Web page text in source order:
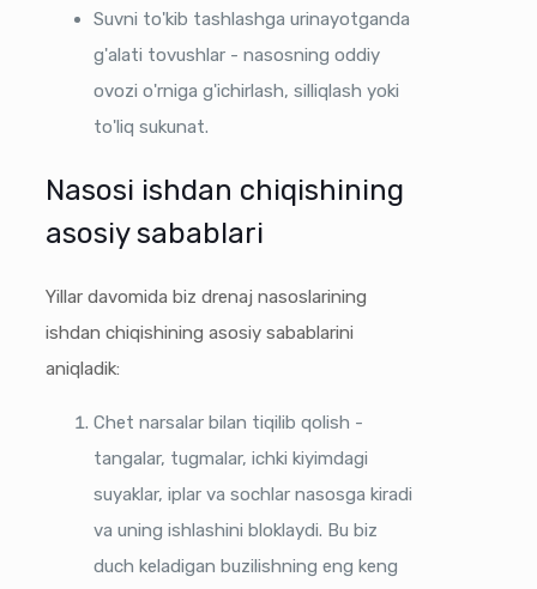
Suvni to'kib tashlashga urinayotganda
g'alati tovushlar - nasosning oddiy
ovozi o'rniga g'ichirlash, silliqlash yoki
to'liq sukunat.
Nasosi ishdan chiqishining
asosiy sabablari
Yillar davomida biz drenaj nasoslarining
ishdan chiqishining asosiy sabablarini
aniqladik:
Chet narsalar bilan tiqilib qolish -
tangalar, tugmalar, ichki kiyimdagi
suyaklar, iplar va sochlar nasosga kiradi
va uning ishlashini bloklaydi. Bu biz
duch keladigan buzilishning eng keng